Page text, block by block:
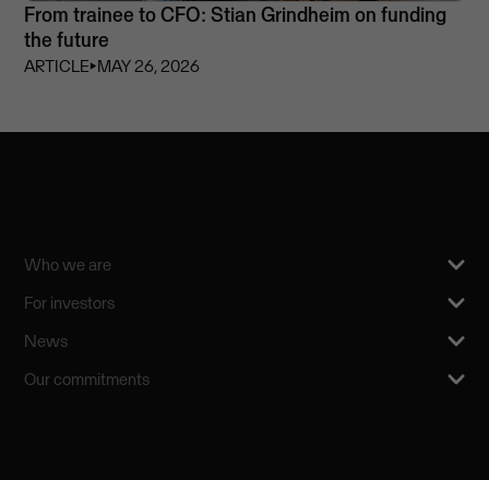
From trainee to CFO: Stian Grindheim on funding
the future
ARTICLE⏵MAY 26, 2026
Who we are
For investors
News
Our commitments